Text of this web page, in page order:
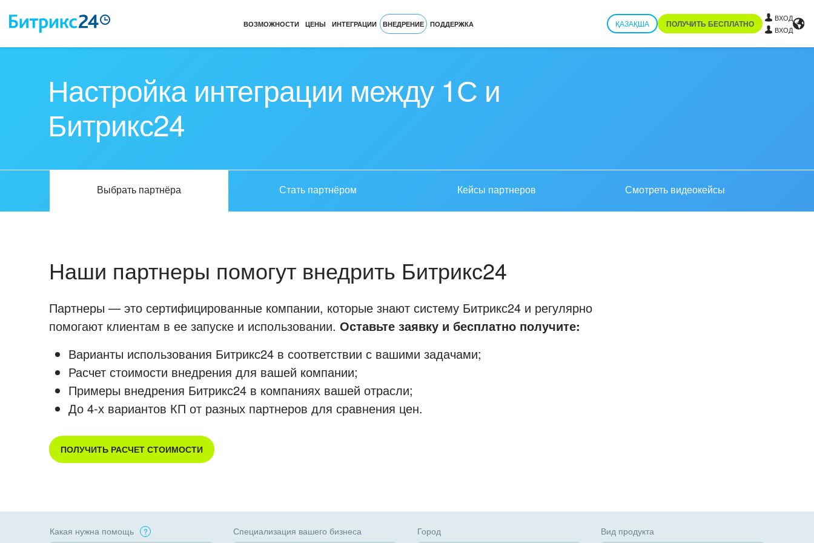
ВОЗМОЖНОСТИ ЦЕНЫ ИНТЕГРАЦИИ ВНЕДРЕНИЕ ПОДДЕРЖКА ҚАЗАҚША ПОЛУЧИТЬ БЕСПЛАТНО
ВХОД
ВХОД
Настройка интеграции между 1С и
Битрикс24
Выбрать партнёра Стать партнёром Кейсы партнеров Смотреть видеокейсы
Наши партнеры помогут внедрить Битрикс24
Партнеры — это сертифицированные компании, которые знают систему Битрикс24 и регулярно
помогают клиентам в ее запуске и использовании. Оставьте заявку и бесплатно получите:
Варианты использования Битрикс24 в соответствии с вашими задачами;
Расчет стоимости внедрения для вашей компании;
Примеры внедрения Битрикс24 в компаниях вашей отрасли;
До 4-х вариантов КП от разных партнеров для сравнения цен.
ПОЛУЧИТЬ РАСЧЕТ СТОИМОСТИ
Какая нужна помощь Специализация вашего бизнеса Город Вид продукта